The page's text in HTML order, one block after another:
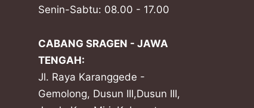
Senin-Sabtu: 08.00 - 17.00
CABANG SRAGEN - JAWA
TENGAH:
Jl. Raya Karanggede -
Gemolong, Dusun III,Dusun III,